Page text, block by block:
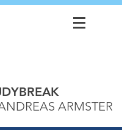
ARMSTER